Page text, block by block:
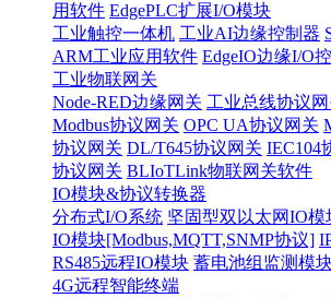
用软件 EdgePLC扩展I/O模块
工业触控一体机 工业AI边缘控制器
ARM工业应用软件 EdgeIO边缘I/O
工业物联网关
Node-RED边缘网关 工业总线协议
Modbus协议网关 OPC UA协议网关
协议网关 DL/T645协议网关 IEC104
协议网关 BLIoTLink物联网关软件
IO模块&协议转换器
分布式I/O系统 坚固型双以太网IO模
IO模块[Modbus,MQTT,SNMP协议]
RS485远程IO模块 蓄电池组监测模
4G远程智能终端